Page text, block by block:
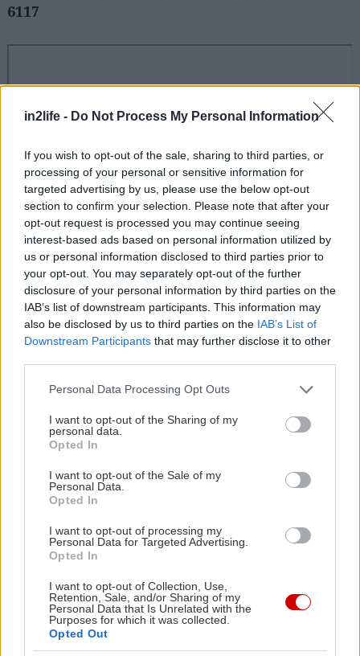
in2life - Do Not Process My Personal Information
If you wish to opt-out of the sale, sharing to third parties, or
processing of your personal or sensitive information for
targeted advertising by us, please use the below opt-out
section to confirm your selection. Please note that after your
opt-out request is processed you may continue seeing
interest-based ads based on personal information utilized by
us or personal information disclosed to third parties prior to
your opt-out. You may separately opt-out of the further
disclosure of your personal information by third parties on the
IAB’s list of downstream participants. This information may
also be disclosed by us to third parties on the IAB’s List of
Downstream Participants that may further disclose it to other
Please note that this website/app uses one or more Google
not limited to your visit or usage behaviour. You may click to
grant or deny consent to Google and its third-party tags to
use your data for below specified purposes in below Google
consent section.
Personal Data Processing Opt Outs
I want to opt-out of the Sharing of my
personal data.
Opted In
I want to opt-out of the Sale of my
Personal Data.
Opted In
I want to opt-out of processing my
Personal Data for Targeted Advertising.
Opted In
I want to opt-out of Collection, Use,
Retention, Sale, and/or Sharing of my
Personal Data that Is Unrelated with the
Purposes for which it was collected.
Opted Out
6117
H ιστορία του Έντυ ξεκινά το 1946 και συνεχίζεται